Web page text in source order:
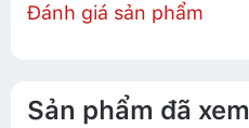
Đánh giá sản phẩm
Sản phẩm đã xem